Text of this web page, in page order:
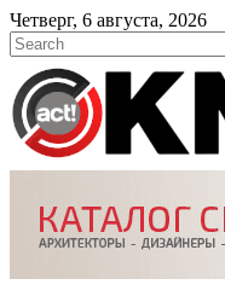
Skip
to
content
Четверг, 6 августа, 2026